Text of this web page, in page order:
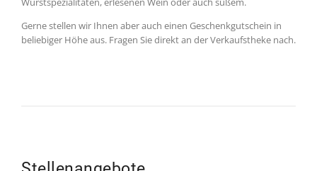
Gerne stellen wir Ihnen aber auch einen Geschenkgutschein in
beliebiger Höhe aus. Fragen Sie direkt an der Verkaufstheke nach.